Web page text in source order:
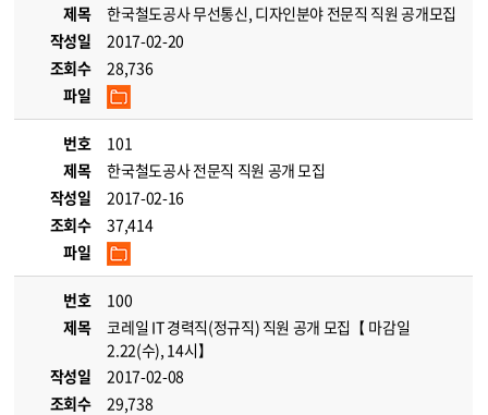
제목
한국철도공사 무선통신, 디자인분야 전문직 직원 공개모집
작성일
2017-02-20
조회수
28,736
파일
번호
101
제목
한국철도공사 전문직 직원 공개 모집
작성일
2017-02-16
조회수
37,414
파일
번호
100
제목
코레일 IT 경력직(정규직) 직원 공개 모집【 마감일
2.22(수), 14시】
작성일
2017-02-08
조회수
29,738